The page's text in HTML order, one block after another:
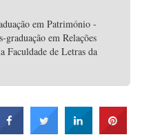
em Património -
em Relações
Faculdade de Letras da